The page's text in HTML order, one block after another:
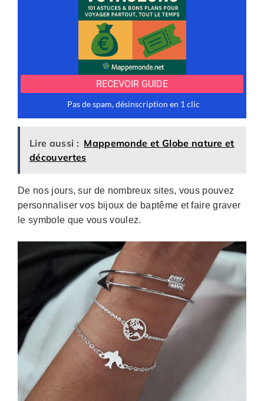
Lire aussi : Mappemonde et Globe nature et
découvertes
De nos jours, sur de nombreux sites, vous pouvez
personnaliser vos bijoux de baptême et faire graver
le symbole que vous voulez.